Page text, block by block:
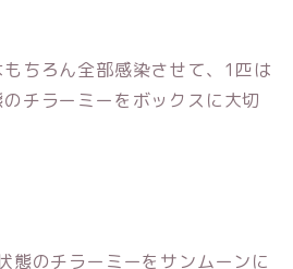
ちろん全部感染させて、1匹は
チラーミーをボックスに大切
態のチラーミーをサンムーンに